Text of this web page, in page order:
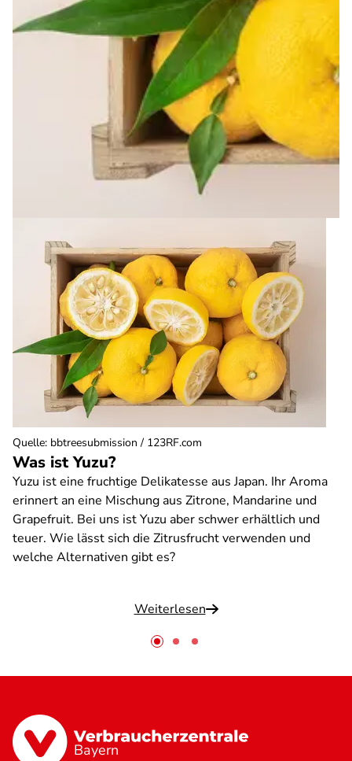
Was ist Yuzu?
Yuzu ist eine fruchtige Delikatesse aus Japan. Ihr Aroma
erinnert an eine Mischung aus Zitrone, Mandarine und
Grapefruit. Bei uns ist Yuzu aber schwer erhältlich und
teuer. Wie lässt sich die Zitrusfrucht verwenden und
welche Alternativen gibt es?
Weiterlesen
Quelle: bbtreesubmission / 123RF.com
Bayern